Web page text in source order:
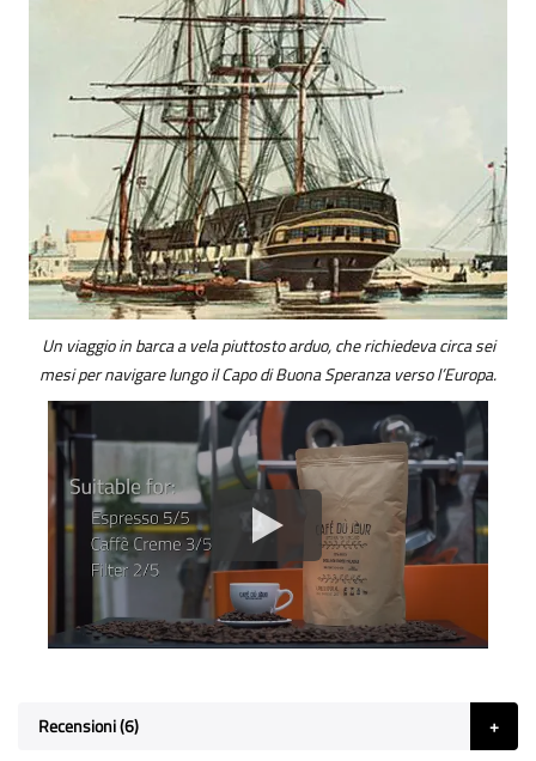
Un viaggio in barca a vela piuttosto arduo, che richiedeva circa sei
mesi per navigare lungo il Capo di Buona Speranza verso l’Europa.
Recensioni 6